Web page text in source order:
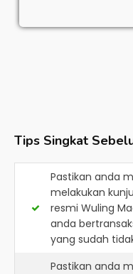
Tips Singkat
Pastikan anda
melakukan
resmi Wuling
anda
yang sudah
Pastikan anda